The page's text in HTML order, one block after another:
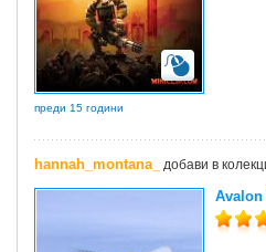
преди 15 години
hannah_montana_ добави в
Avalon